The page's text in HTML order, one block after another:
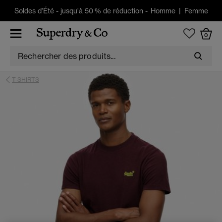
Soldes d'Été -jusqu'à 50 % de réduction - Homme| Femme
0
T-SHIRTS